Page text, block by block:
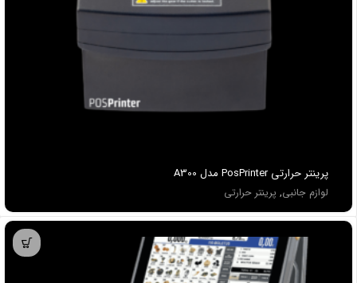
پرينتر حرارتی PosPrinter مدل A300
لوازم جانبی, پرینتر حرارتی